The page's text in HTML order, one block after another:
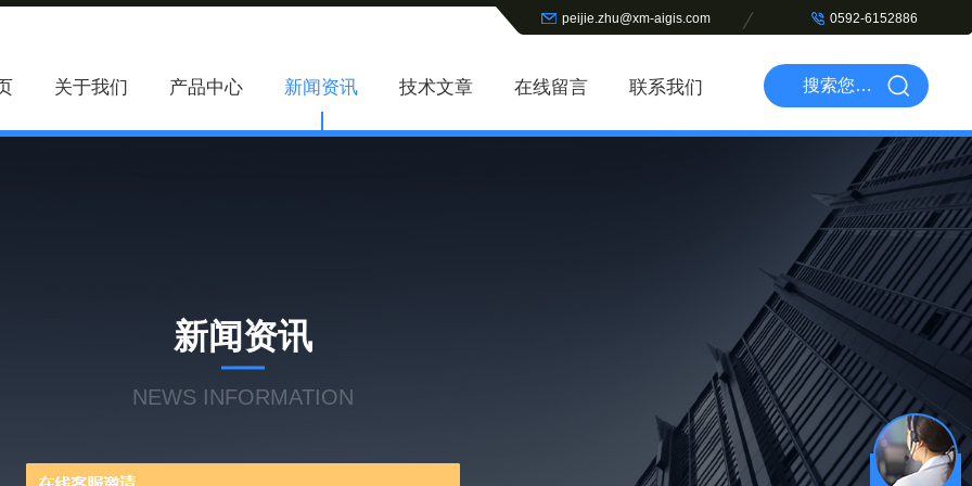
peijie.zhu@xm-aigis.com 0592-6152886
关于我们 产品中心 新闻资讯 技术文章 在线留言 联系我们
新闻资讯
NEWS INFORMATION